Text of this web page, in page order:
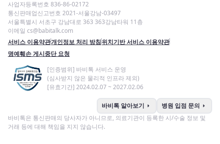
사업자등록번호 836-86-02172
통신판매업신고번호 2021-서울강남-03497
서울특별시 서초구 강남대로 363 363강남타워 11층
이메일 cs@babitalk.com
서비스 이용약관개인정보 처리 방침위치기반 서비스 이용약관
명예훼손 게시중단 요청
[인증범위] 바비톡 서비스 운영
(심사받지 않은 물리적 인프라 제외)
[유효기간] 2024.02.07 ~ 2027.02.06
바비톡 알아보기 arrow_right 병원 입점 문의 arrow_right
바비톡은 통신판매의 당사자가 아니므로, 의료기관이 등록한 시/수술 정보 및
거래 등에 대해 책임을 지지 않습니다.